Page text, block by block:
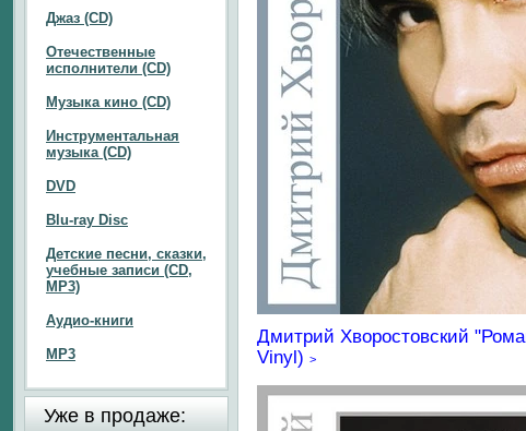
Дмитрий Хворостовский
Vinyl) >
Джаз (CD)
Отечественные
исполнители (CD)
Музыка кино (CD)
Инструментальная
музыка (CD)
DVD
Blu-ray Disc
Детские песни, сказки,
учебные записи (CD,
MP3)
Аудио-книги
MP3
Уже в продаже: